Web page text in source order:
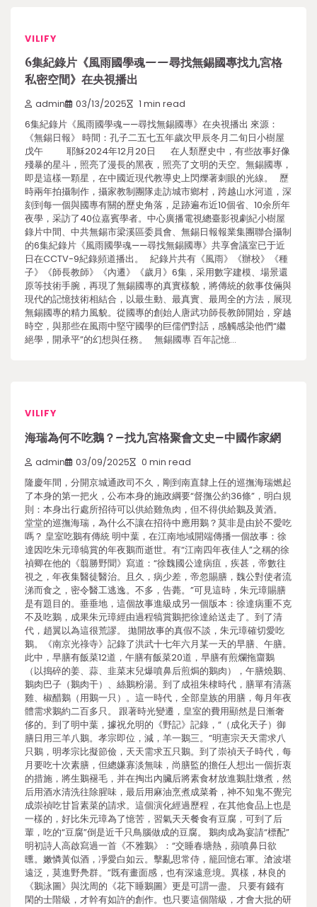
VILIFY
​6集紀錄片《風雨國學魂——尋找無錫國專找九宮格
私密空間》在央視播出
admin 03/13/2025 1 min read
6集紀錄片《風雨國學魂——尋找無錫國專》在央視播出 來源：
《無錫日報》 時間：孔子二五七五年歲次甲辰冬月二旬日小樹屋
戊午 耶穌2024年12月20日 在人類歷史中，有些故事好像
殘暴的星斗，照亮了漫長的黑夜，照亮了文明的天空。無錫國專，
即是這樣一顆星，在中國近現代教導史上閃爍著刺眼的光線。 歷
時兩年拍攝制作，攝家教制團隊走訪城市鄉村，跨越山水河道，深
刻到每一個與國專有關的歷史角落，足跡遍布近10個省、10余所年
夜學，采訪了40位嘉賓學者。中心廣播電視總臺影視劇紀小樹屋
錄片中間、中共無錫市梁溪區委員會、無錫日報報業集團聯合攝制
的6集紀錄片《風雨國學魂——尋找無錫國專》共享會議室已于近
日在CCTV-9紀錄頻道播出。 紀錄片共有《風雨》《辦校》《種
子》《師長教師》《內遷》《歲月》6集，采用數字建模、場景還
原等技術手腕，再現了無錫國專的真實樣貌，將傳統的敘事伎倆與
現代的記憶技術相結合，以最生動、最真實、最周全的方法，展現
無錫國專的精力風貌。從國專的創始人唐武功師長教師開始，穿越
時空，與那些在風雨中堅守國學的巨儒們對話，感觸感染他們“繼
絕學，開承平”的幻想與任務。 無錫國專 百年記憶…
VILIFY
海瑞為何不吃鵝？–找九宮格聚會文史–中國作家網
admin 03/09/2025 0 min read
隆慶年間，分開京城通政司不久，剛到南直隸上任的巡撫海瑞燃起
了本身的第一把火，公布本身的施政綱要“督撫公約36條”，明白規
則：本身出行處所招待可以供給雞魚肉，但不得供給鵝及黃酒。
堂堂的巡撫海瑞，為什么不讓在招待中應用鵝？莫非是由於不愛吃
嗎？ 皇室吃鵝有傳統 明中葉，在江南地域開端傳播一個故事：徐
達因吃朱元璋犒賞的年夜鵝而逝世。有“江南四年夜佳人”之稱的徐
禎卿在他的《翦勝野聞》寫道：“徐魏國公達病疽，疾甚，帝數往
視之，年夜集醫徒醫治。且久，病少差，帝忽賜膳，魏公對使者流
涕而食之，密令醫工逃逸。不多，告薨。”可見這時，朱元璋賜膳
是有題目的。垂垂地，這個故事進級成另一個版本：徐達病重不克
不及吃鵝，成果朱元璋經由過程犒賞鵝把徐達給送走了。到了清
代，趙翼以為這很荒謬。 拋開故事的真假不談，朱元璋確切愛吃
鵝。《南京光祿寺》記錄了洪武十七年六月某一天的早膳、午膳。
此中，早膳有飯菜12道，午膳有飯菜20道，早膳有煎爛拖齏鵝
（以搗碎的姜、蒜、韭菜末兒爆噴鼻后煎焗的鵝肉），午膳燒鵝、
鵝肉巴子（鵝肉干）、絲鵝粉湯。到了成祖朱棣時代，膳單有清蒸
雞、椒醋鵝（用鵝一只）。這一時代，全部皇族的用膳，每月年夜
體需求鵝約二百多只。 跟著時光變遷，皇室的費用顯然是日漸奢
侈的。到了明中葉，據祝允明的《野記》記錄，“（成化天子）御
膳日用三羊八鵝。孝宗即位，減，羊一鵝三。”明憲宗天天需求八
只鵝，明孝宗比擬節儉，天天需求五只鵝。到了崇禎天子時代，每
月要吃十次素膳，但總嫌寡淡無味，尚膳監的擔任人想出一個折衷
的措施，將生鵝褪毛，并在掏出內臟后將素食材放進鵝肚燉煮，然
后用酒水清洗往除腥味，最后用麻油烹煮成菜肴，神不知鬼不覺完
成崇禎吃甘旨素菜的請求。這個演化經過歷程，在其他食品上也是
一樣的，好比朱元璋為了憶苦，習氣天天餐食有豆腐，可到了后
輩，吃的“豆腐”倒是近千只鳥腦做成的豆腐。 鵝肉成為宴請“標配”
明初詩人高啟寫過一首《不雅鵝》：“交睡春塘熱，蘋噴鼻日欲
曛。嫩憐黃似酒，凈愛白如云。擊亂思常侍，籠回憶右軍。滄波堪
遠泛，莫進野鳧群。”既有畫面感，也有深遠意境。異樣，林良的
《鵝泳圖》與沈周的《花下睡鵝圖》更是可謂一盡。 只要有錢有
閑的士階級，才幹有如許的創作。也只要這個階級，才會大批的研